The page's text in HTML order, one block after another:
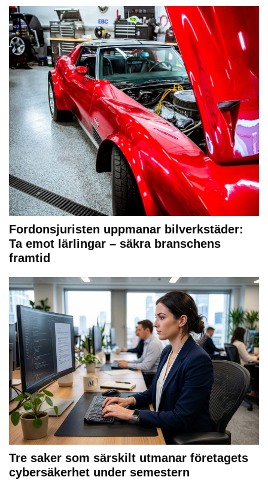
Fordonsjuristen uppmanar bilverkstäder:
Ta emot lärlingar – säkra branschens
framtid
Tre saker som särskilt utmanar företagets
cybersäkerhet under semestern